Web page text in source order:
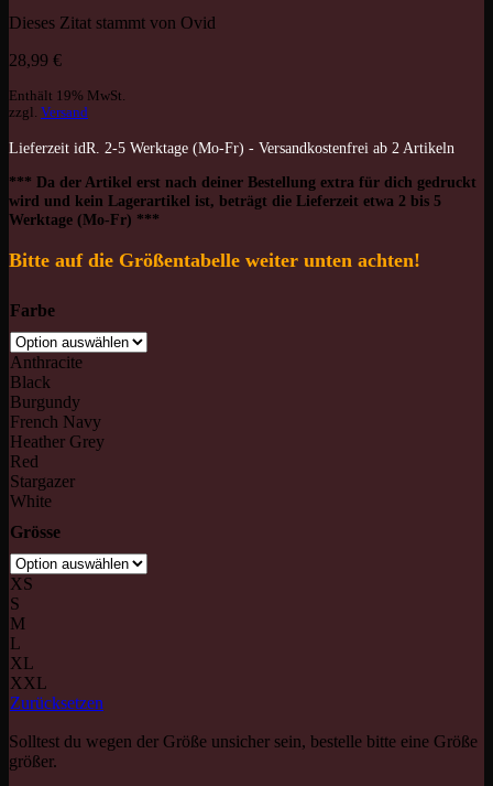
Dieses Zitat stammt von Ovid
28,99 €
Enthält 19% MwSt.
zzgl. Versand
Lieferzeit idR. 2-5 Werktage (Mo-Fr) - Versandkostenfrei ab 2 Artikeln
*** Da der Artikel erst nach deiner Bestellung extra für dich gedruckt
wird und kein Lagerartikel ist, beträgt die Lieferzeit etwa 2 bis 5
Werktage (Mo-Fr) ***
Bitte auf die Größentabelle weiter unten achten!
Farbe
Anthracite
Black
Burgundy
French Navy
Heather Grey
Red
Stargazer
White
Grösse
XS
S
M
L
XL
XXL
Zurücksetzen
Solltest du wegen der Größe unsicher sein, bestelle bitte eine Größe
größer.